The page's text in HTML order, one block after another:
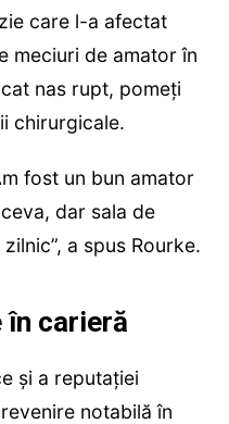
care l-a afectat
meciuri de amator în
nas rupt, pomeți
chirurgicale.
fost un bun amator
dar sala de
a spus Rourke.
carieră
și a reputației
notabilă în